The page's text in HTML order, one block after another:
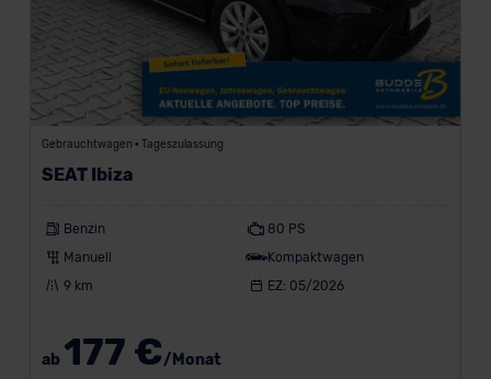
Gebrauchtwagen • Tageszulassung
SEAT Ibiza
Benzin
80 PS
Manuell
Kompaktwagen
9 km
EZ: 05/2026
ab 177 €/Monat